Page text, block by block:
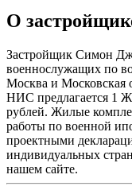
О
Застройщик Симон
военнослужащих по
Москва и Московская
НИС предлагается 1
рублей. Жилые
работы по военной
проектными
индивидуальных
нашем сайте.